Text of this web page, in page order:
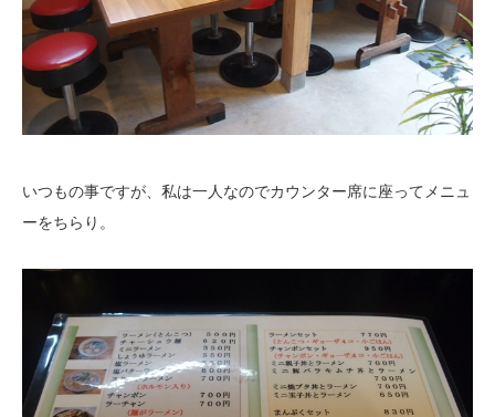
いつもの事ですが、私は一人なのでカウンター席に座ってメニュ
ーをちらり。